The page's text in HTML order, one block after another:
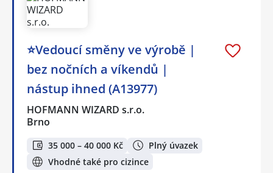
⭐Vedoucí směny ve výrobě |
bez nočních a víkendů |
nástup ihned (A13977)
HOFMANN WIZARD s.r.o.
Brno
35 000 – 40 000 Kč
Plný úvazek
Vhodné také pro cizince